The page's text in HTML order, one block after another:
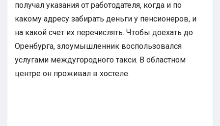
получал указания от работодателя, когда и по
какому адресу забирать деньги у пенсионеров, и
на какой счет их перечислять. Чтобы доехать до
Оренбурга, злоумышленник воспользовался
услугами междугородного такси. В областном
центре он проживал в хостеле.